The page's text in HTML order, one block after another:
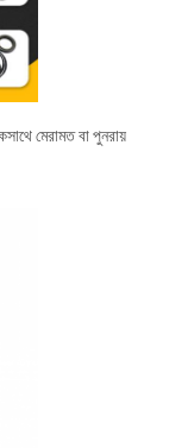
মেরামত বা পুনরায়